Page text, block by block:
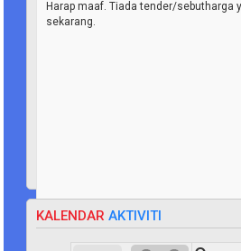
Harap maaf. Tiada tender/sebutharga
sekarang.
KALENDAR AKTIVITI